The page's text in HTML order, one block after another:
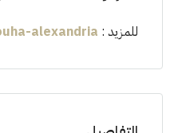
للمزيد : alexandria/